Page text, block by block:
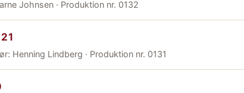
Johnsen · Produktion nr. 0132
Henning Lindberg · Produktion nr. 0131